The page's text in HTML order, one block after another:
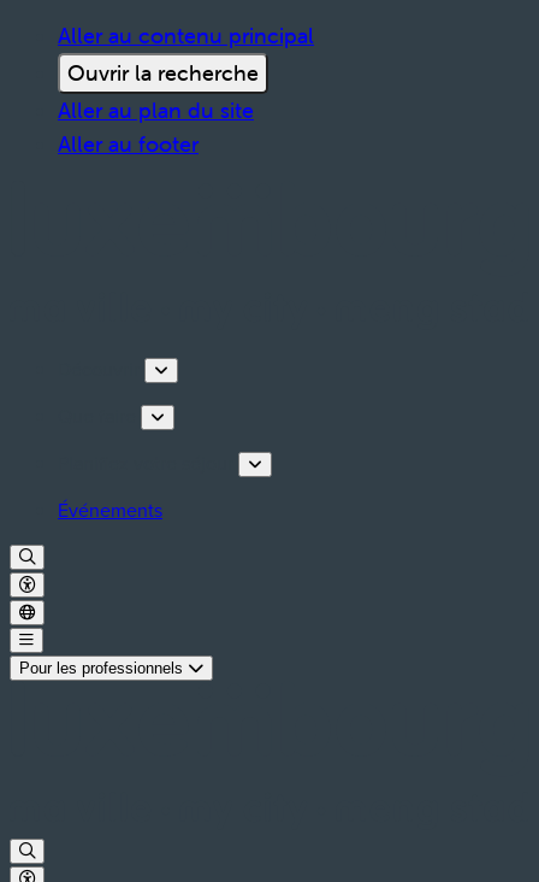
Aller au contenu principal
Ouvrir la recherche
Aller au plan du site
Aller au footer
Événements
Pour les professionnels